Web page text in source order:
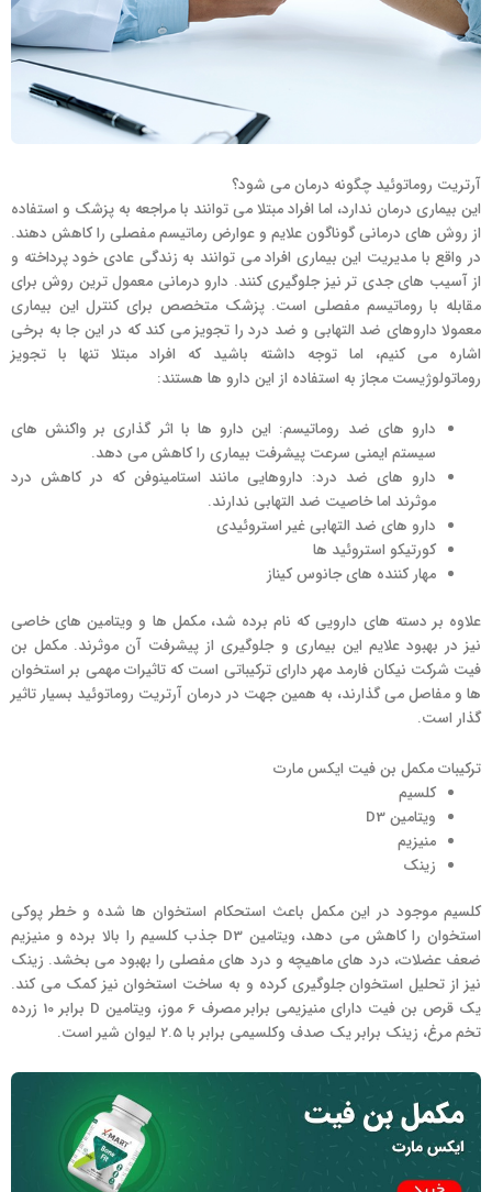
آرتریت روماتوئید چگونه درمان می شود؟
این بیماری درمان ندارد، اما افراد مبتلا می توانند با مراجعه به پزشک و استفاده
از روش های درمانی گوناگون علایم و عوارض رماتیسم مفصلی را کاهش دهند.
در واقع با مدیریت این بیماری افراد می توانند به زندگی عادی خود پرداخته و
از آسیب های جدی تر نیز جلوگیری کنند. دارو درمانی معمول ترین روش برای
مقابله با روماتیسم مفصلی است. پزشک متخصص برای کنترل این بیماری
معمولا داروهای ضد التهابی و ضد درد را تجویز می کند که در این جا به برخی
اشاره می کنیم، اما توجه داشته باشید که افراد مبتلا تنها با تجویز
روماتولوژیست مجاز به استفاده از این دارو ها هستند:
دارو های ضد روماتیسم: این دارو ها با اثر گذاری بر واکنش های
سیستم ایمنی سرعت پیشرفت بیماری را کاهش می دهد.
دارو های ضد درد: داروهایی مانند استامینوفن که در کاهش درد
موثرند اما خاصیت ضد التهابی ندارند.
دارو های ضد التهابی غیر استروئیدی
کورتیکو استروئید ها
مهار کننده های جانوس کیناز
علاوه بر دسته های دارویی که نام برده شد، مکمل ها و ویتامین های خاصی
نیز در بهبود علایم این بیماری و جلوگیری از پیشرفت آن موثرند. مکمل بن
فیت شرکت نیکان فارمد مهر دارای ترکیباتی است که تاثیرات مهمی بر استخوان
ها و مفاصل می گذارند، به همین جهت در درمان آرتریت روماتوئید بسیار تاثیر
گذار است.
ترکیبات مکمل بن فیت ایکس مارت
کلسیم
ویتامین D3
منیزیم
زینک
کلسیم موجود در این مکمل باعث استحکام استخوان ها شده و خطر پوکی
استخوان را کاهش می دهد، ویتامین D3 جذب کلسیم را بالا برده و منیزیم
ضعف عضلات، درد های ماهیچه و درد های مفصلی را بهبود می بخشد. زینک
نیز از تحلیل استخوان جلوگیری کرده و به ساخت استخوان نیز کمک می کند.
یک قرص بن فیت دارای منیزیمی برابر مصرف 6 موز، ویتامین D برابر 10 زرده
تخم مرغ، زینک برابر یک صدف وکلسیمی برابر با 2.5 لیوان شیر است.